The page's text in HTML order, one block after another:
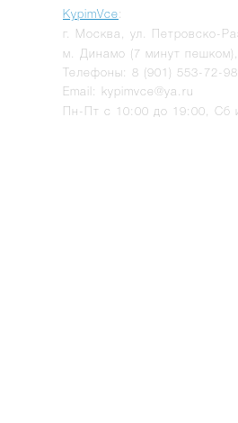
KypimVce:
г.
Москва
ул. Петровско-
м. Динамо (7 минут
Телефоны: 8 (901) 553-72-98
Email: kypimvce@ya.ru
Пн-Пт с 10:00 до 19:00, Сб